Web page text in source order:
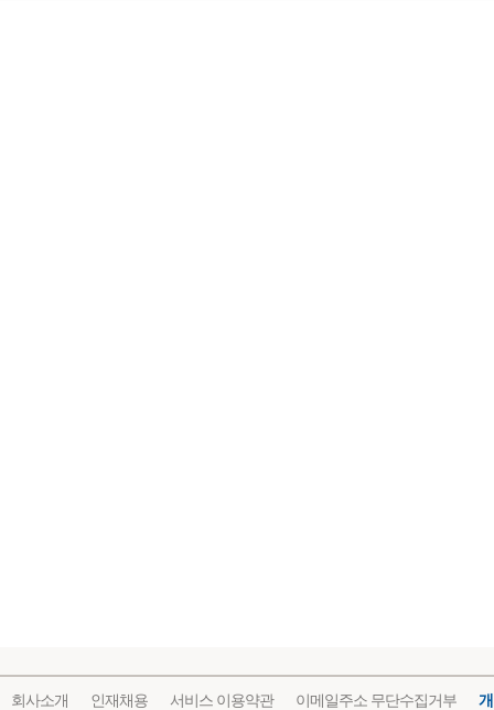
회사소개 인재채용 서비스 이용약관 이메일주소 무단수집거부